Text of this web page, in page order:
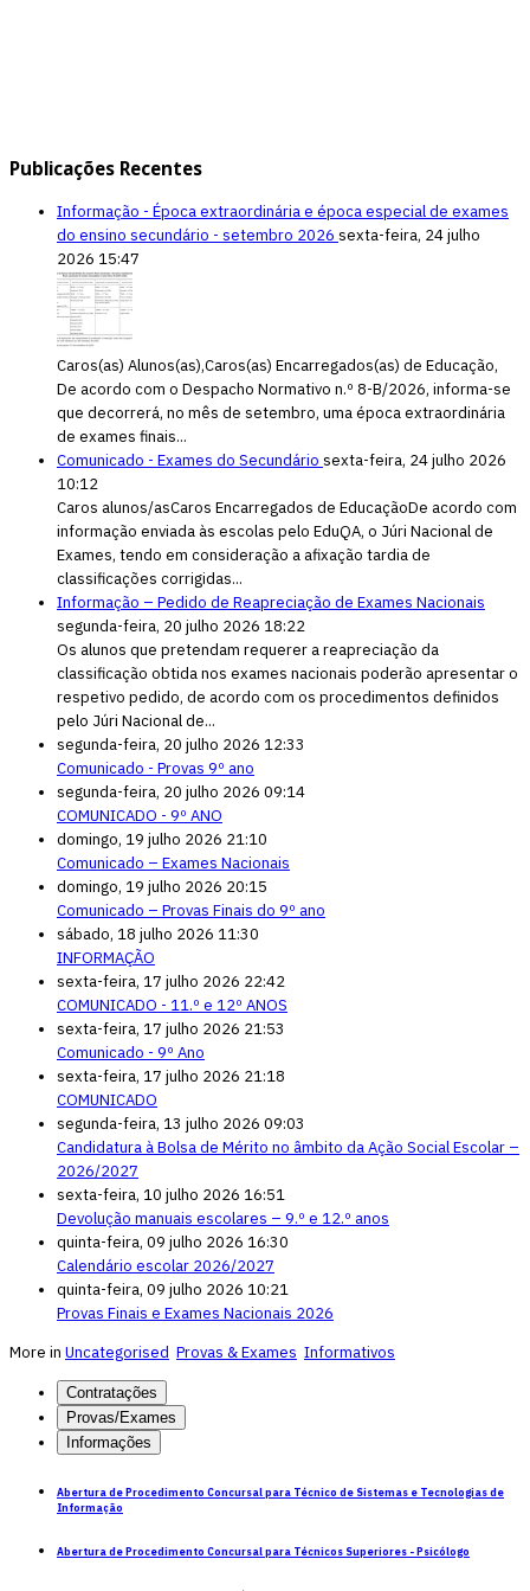
Publicações Recentes
Informação - Época extraordinária e época especial de exames
do ensino secundário - setembro 2026 sexta-feira, 24 julho
2026 15:47
Caros(as) Alunos(as),Caros(as) Encarregados(as) de Educação,
De acordo com o Despacho Normativo n.º 8-B/2026, informa-se
que decorrerá, no mês de setembro, uma época extraordinária
de exames finais...
Comunicado - Exames do Secundário sexta-feira, 24 julho 2026
10:12
Caros alunos/asCaros Encarregados de EducaçãoDe acordo com
informação enviada às escolas pelo EduQA, o Júri Nacional de
Exames, tendo em consideração a afixação tardia de
classificações corrigidas...
Informação – Pedido de Reapreciação de Exames Nacionais
segunda-feira, 20 julho 2026 18:22
Os alunos que pretendam requerer a reapreciação da
classificação obtida nos exames nacionais poderão apresentar o
respetivo pedido, de acordo com os procedimentos definidos
pelo Júri Nacional de...
segunda-feira, 20 julho 2026 12:33
Comunicado - Provas 9º ano
segunda-feira, 20 julho 2026 09:14
COMUNICADO - 9º ANO
domingo, 19 julho 2026 21:10
Comunicado – Exames Nacionais
domingo, 19 julho 2026 20:15
Comunicado – Provas Finais do 9º ano
sábado, 18 julho 2026 11:30
INFORMAÇÃO
sexta-feira, 17 julho 2026 22:42
COMUNICADO - 11.º e 12º ANOS
sexta-feira, 17 julho 2026 21:53
Comunicado - 9º Ano
sexta-feira, 17 julho 2026 21:18
COMUNICADO
segunda-feira, 13 julho 2026 09:03
Candidatura à Bolsa de Mérito no âmbito da Ação Social Escolar –
2026/2027
sexta-feira, 10 julho 2026 16:51
Devolução manuais escolares – 9.º e 12.º anos
quinta-feira, 09 julho 2026 16:30
Calendário escolar 2026/2027
quinta-feira, 09 julho 2026 10:21
Provas Finais e Exames Nacionais 2026
More in Uncategorised Provas & Exames Informativos
Contratações
Provas/Exames
Informações
Abertura de Procedimento Concursal para Técnico de Sistemas e Tecnologias de
Informação
Abertura de Procedimento Concursal para Técnicos Superiores - Psicólogo